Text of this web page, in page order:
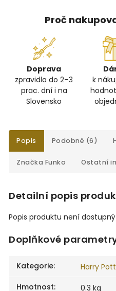
Proč
Doprava
zpravidla do 2–3
prac. dní i na
Slovensko
k
Popis Podobné (6)
Značka Funko Ostatní
Detailní popis
Popis produktu není dostupný
Doplňkové
Kategorie:
Harry
Hmotnost: 0.3 kg